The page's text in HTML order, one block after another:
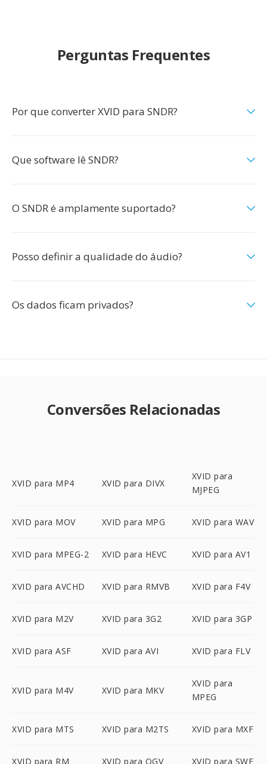
Perguntas Frequentes
Por que converter XVID para SNDR?
Que software lê SNDR?
O SNDR é amplamente suportado?
Posso definir a qualidade do áudio?
Os dados ficam privados?
Conversões Relacionadas
XVID para MP4 XVID para DIVX
XVID para
MJPEG
XVID para MOV XVID para MPG XVID para WAV
XVID para MPEG-2 XVID para HEVC XVID para AV1
XVID para AVCHD XVID para RMVB XVID para F4V
XVID para M2V XVID para 3G2 XVID para 3GP
XVID para ASF XVID para AVI XVID para FLV
XVID para M4V XVID para MKV
XVID para
MPEG
XVID para MTS XVID para M2TS XVID para MXF
XVID para RM XVID para OGV XVID para SWF